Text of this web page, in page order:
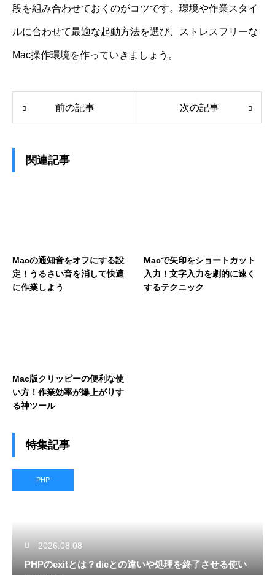
段を組み合わせておくのがコツです。環境や作業スタイ
ルに合わせて最適な起動方法を選び、ストレスフリーな
Mac操作環境を作っていきましょう。
前の記事 次の記事
関連記事
Macの通知音をオフにする設
定！うるさい音を消して快適
に作業しよう
Macで矢印をショートカット
入力！文字入力を劇的に速く
するテクニック
Mac版クリッピーの便利な使
い方！作業効率が爆上がりす
る神ツール
特集記事
PHP
2026.08.08
PHPのexitとは？dieとの違いや処理を終了させる使い